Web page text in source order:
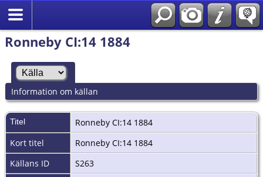
Ronneby CI:14 1884
Information om källan
Titel
Ronneby CI:14 1884
Kort titel
Ronneby CI:14 1884
Källans ID
S263